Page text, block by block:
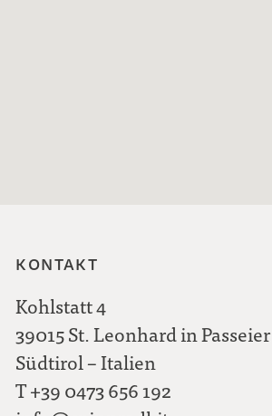
KONTAKT
Kohlstatt 4
39015 St. Leonhard in Passeier
Südtirol – Italien
T+39 0473 656 192